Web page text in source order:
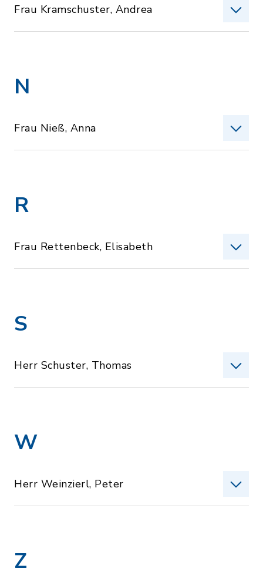
Frau Kramschuster, Andrea
N
Frau Nieß, Anna
R
Frau Rettenbeck, Elisabeth
S
Herr Schuster, Thomas
W
Herr Weinzierl, Peter
Z